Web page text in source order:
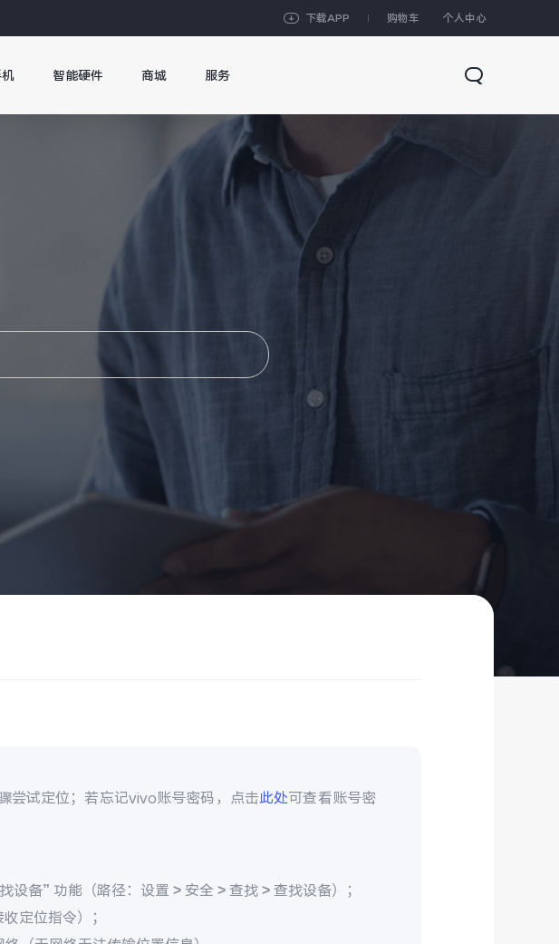
下载APP 购物车 个人中心
智能硬件 商城 服务
尝试定位；若忘记vivo账号密码，点击此处可查看账号密
备” 功能（路径：设置 > 安全 > 查找 > 查找设备）；
定位指令）；